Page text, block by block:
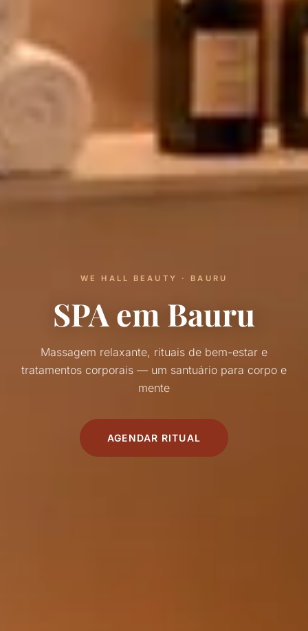
WE HALL BEAUTY · BAURU
SPA em Bauru
Massagem relaxante, rituais de bem-estar e
tratamentos corporais — um santuário para corpo e
mente
AGENDAR RITUAL